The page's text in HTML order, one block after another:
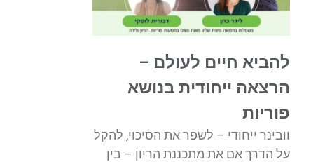
להביא חיים לעולם –
הרצאה ייחודית בנושא
פוריות
וובינר ייחודי – לשפר את הסיכוי, להקל
על הדרך אם את מתכננת הריון – בין